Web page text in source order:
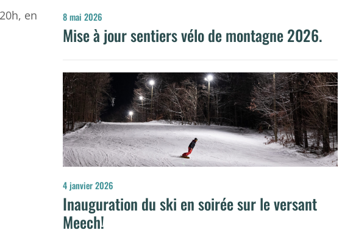
en
8 mai 2026
Mise à jour sentiers vélo de montagne 2026.
4 janvier 2026
Inauguration du ski en soirée sur le versant
Meech!